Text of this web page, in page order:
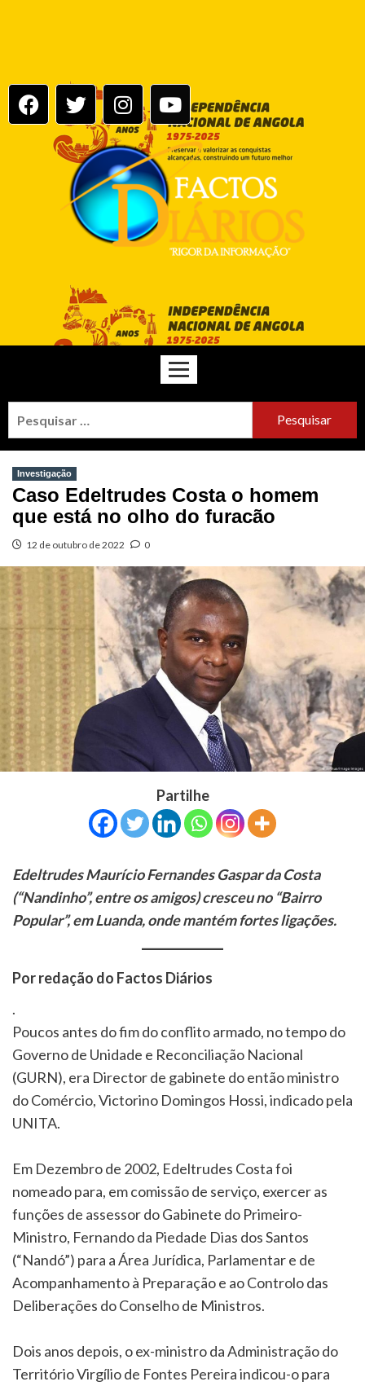
Investigação
Caso Edeltrudes Costa o homem
que está no olho do furacão
12 de outubro de 2022 0
Partilhe
Edeltrudes Maurício Fernandes Gaspar da Costa
(“Nandinho”, entre os amigos) cresceu no “Bairro
Popular”, em Luanda, onde mantém fortes ligações.
Por redação do Factos Diários
.
Poucos antes do fim do conflito armado, no tempo do
Governo de Unidade e Reconciliação Nacional
(GURN), era Director de gabinete do então ministro
do Comércio, Victorino Domingos Hossi, indicado pela
UNITA.
Em Dezembro de 2002, Edeltrudes Costa foi
nomeado para, em comissão de serviço, exercer as
funções de assessor do Gabinete do Primeiro-
Ministro, Fernando da Piedade Dias dos Santos
(“Nandó”) para a Área Jurídica, Parlamentar e de
Acompanhamento à Preparação e ao Controlo das
Deliberações do Conselho de Ministros.
Dois anos depois, o ex-ministro da Administração do
Território Virgílio de Fontes Pereira indicou-o para